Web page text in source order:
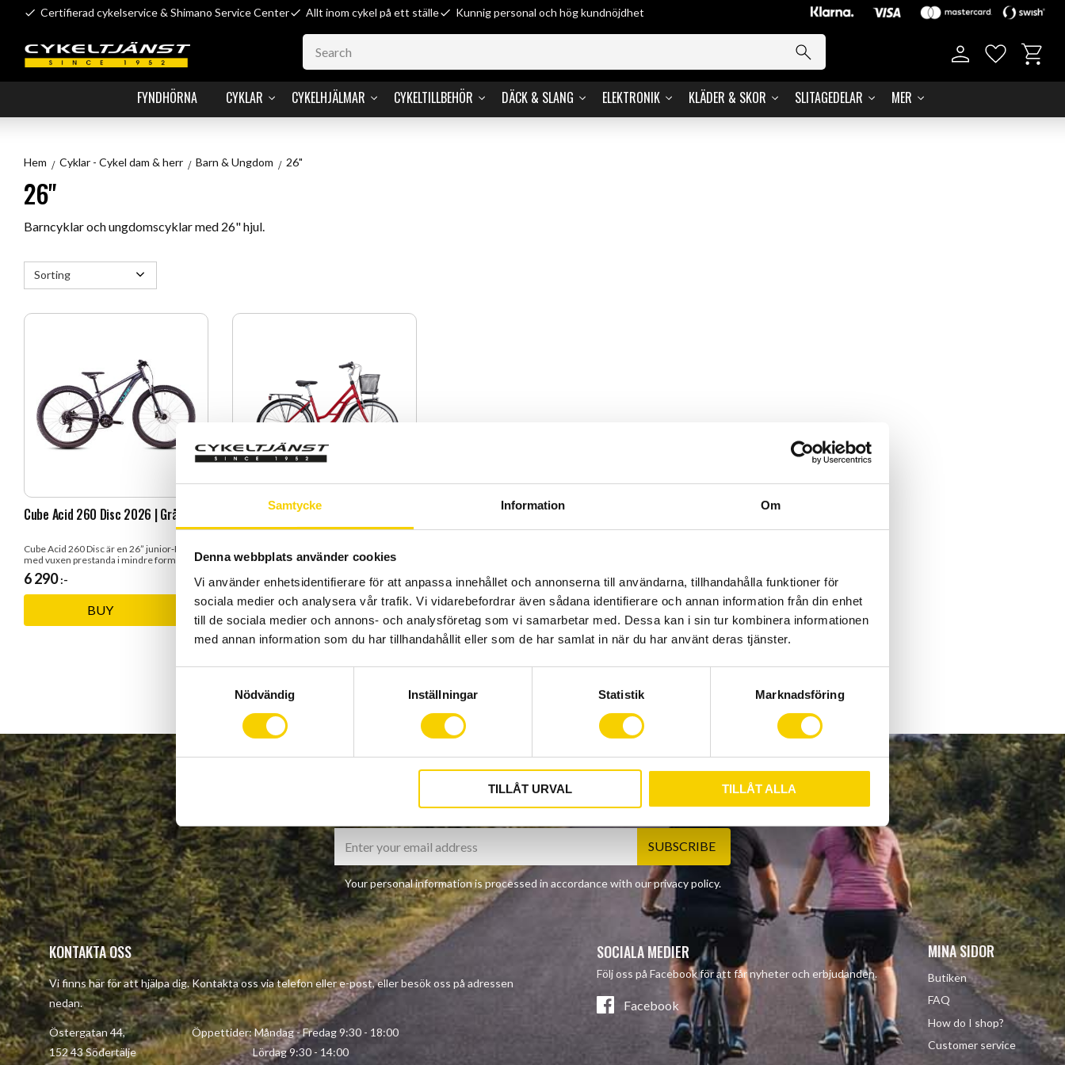
Samtycke Information Om
Denna webbplats använder cookies
Vi använder enhetsidentifierare för att anpassa innehållet och annonserna till användarna, tillhandahålla funktioner för
sociala medier och analysera vår trafik. Vi vidarebefordrar även sådana identifierare och annan information från din enhet
till de sociala medier och annons- och analysföretag som vi samarbetar med. Dessa kan i sin tur kombinera informationen
med annan information som du har tillhandahållit eller som de har samlat in när du har använt deras tjänster.
t
y
k
s
v
a
l
Nödvändig Inställningar Statistik Marknadsföring
TILLÅT URVAL TILLÅT ALLA
Certifierad cykelservice & Shimano Service Center Allt inom cykel på ett ställe Kunnig personal och hög kundnöjdhet
FYNDHÖRNA CYKLAR CYKELHJÄLMAR CYKELTILLBEHÖR DÄCK & SLANG ELEKTRONIK KLÄDER & SKOR SLITAGEDELAR MER
Favorites
Hem Cyklar - Cykel dam & herr Barn & Ungdom 26"
26"
Barncyklar och ungdomscyklar med 26" hjul.
Select sorting method
Cube Acid 260 Disc 2026 | Grå |
Cube Acid 260 Disc är en 26” junior‑MTB
med vuxen prestanda i mindre format.
6 290:-
Add to favorites
BUY
Sjösala Mariedal 26 2026
Citycykel med Fotbroms, Korg & Solid+ Lås
6 495:-
Add to favorites
NEWSLETTER
SUBSCRIBE
Your personal information is processed in accordance with ourprivacy policy.
KONTAKTA OSS
Vi finns här för att hjälpa dig. Kontakta oss via telefon eller e-post, eller besök oss på adressen
nedan.
Östergatan 44, Öppettider: Måndag - Fredag 9:30 - 18:00
152 43 Södertälje Lördag 9:30 - 14:00
SOCIALA MEDIER
Följ oss på Facebook för att får nyheter och erbjudanden.
Facebook
MINA SIDOR
Butiken
FAQ
How do I shop?
Customer service